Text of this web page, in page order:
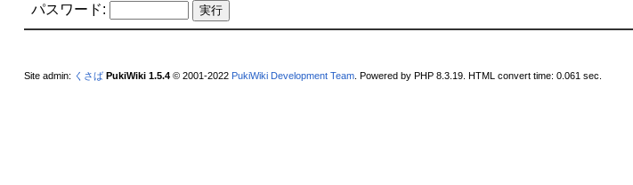
パスワード:
Site admin: くさば PukiWiki 1.5.4© 2001-2022 PukiWiki Development Team. Powered by PHP 8.3.19. HTML convert time: 0.061 sec.